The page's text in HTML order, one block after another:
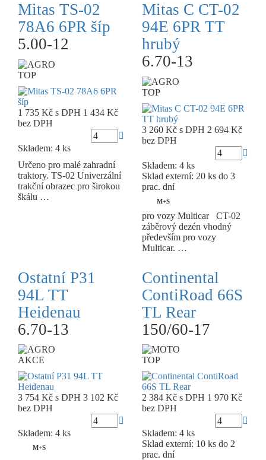
Mitas TS-02
78A6 6PR šíp
5.00-12
TOP
1 735 Kč s DPH 1 434 Kč
bez DPH
Skladem: 4 ks
Určeno pro malé zahradní
traktory. TS-02 Univerzální
trakční obrazec pro širokou
škálu …
Mitas C CT-02
94E 6PR TT
hrubý
6.70-13
TOP
3 260 Kč s DPH 2 694 Kč
bez DPH
Skladem: 4 ks
Sklad externí: 20 ks do 3
prac. dní
M+S
pro vozy Multicar CT-02
záběrový dezén vhodný
především pro vozy
Multicar. …
Ostatní P31
94L TT
Heidenau
6.70-13
AKCE
3 754 Kč s DPH 3 102 Kč
bez DPH
Skladem: 4 ks
M+S
Continental
ContiRoad 66S
TL Rear
150/60-17
TOP
2 384 Kč s DPH 1 970 Kč
bez DPH
Skladem: 4 ks
Sklad externí: 10 ks do 2
prac. dní